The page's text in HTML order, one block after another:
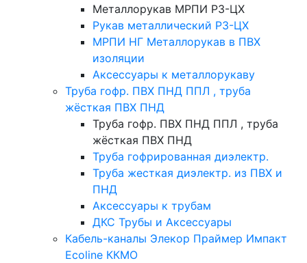
Металлорукав МРПИ РЗ-ЦХ
Рукав металлический Р3-ЦХ
МРПИ НГ Металлорукав в ПВХ
изоляции
Аксессуары к металлорукаву
Труба гофр. ПВХ ПНД ППЛ , труба
жёсткая ПВХ ПНД
Труба гофр. ПВХ ПНД ППЛ , труба
жёсткая ПВХ ПНД
Труба гофрированная диэлектр.
Труба жесткая диэлектр. из ПВХ и
ПНД
Аксессуары к трубам
ДКС Трубы и Аксессуары
Кабель-каналы Элекор Праймер Импакт
Ecoline ККМО